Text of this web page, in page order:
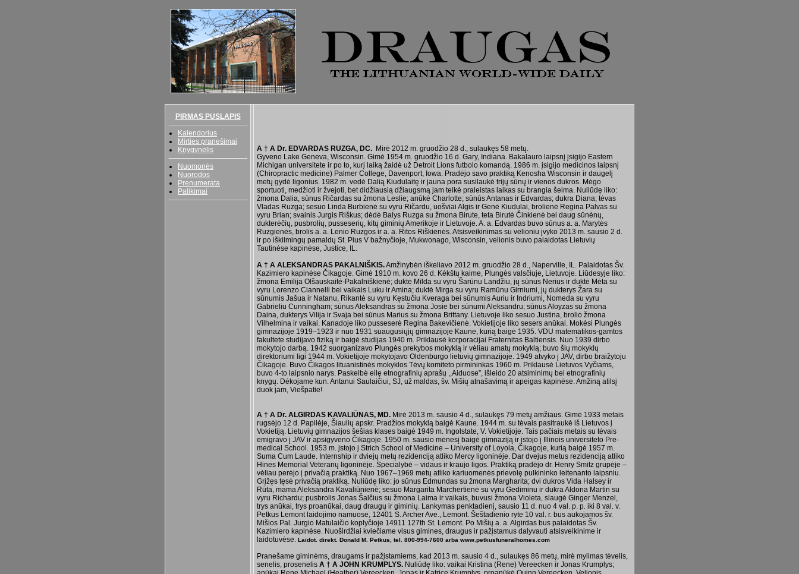
PIRMAS PUSLAPIS
Kalendorius
Mirties pranešimai
Knygynėlis
Nuomonės
Nuorodos
Prenumerata
Palikimai
A † A Dr. EDVARDAS RUZGA, DC. Mirė 2012 m. gruodžio 28 d., sulaukęs 58 metų.
Gyveno Lake Geneva, Wisconsin. Gimė 1954 m. gruodžio 16 d. Gary, Indiana. Bakalauro laipsnį įsigijo Eastern
Michigan universitete ir po to, kurį laiką žaidė už Detroit Lions futbolo komandą. 1986 m. įsigijo medicinos laipsnį
(Chiropractic medicine) Palmer College, Davenport, Iowa. Pradėjo savo praktiką Kenosha Wisconsin ir daugelį
metų gydė ligonius. 1982 m. vedė Dalią Kiudulaitę ir jauna pora susilaukė trijų sūnų ir vienos dukros. Mėgo
sportuoti, medžioti ir žvejoti, bet didžiausią džiaugsmą jam teikė praleistas laikas su brangia šeima. Nuliūdę liko:
žmona Dalia, sūnus Ričardas su žmona Leslie; anūkė Charlotte; sūnūs Antanas ir Edvardas; dukra Diana; tėvas
Vladas Ruzga; sesuo Linda Burbienė su vyru Ričardu, uošviai Algis ir Genė Kiudulai, brolienė Regina Palvas su
vyru Brian; svainis Jurgis Riškus; dėdė Balys Ruzga su žmona Birute, teta Birutė Činkienė bei daug sūnėnų,
dukterėčių, pusbrolių, pusseserių, kitų giminių Amerikoje ir Lietuvoje. A. a. Edvardas buvo sūnus a. a. Marytės
Ruzgienės, brolis a. a. Lenio Ruzgos ir a. a. Ritos Riškienės. Atsisveikinimas su velioniu įvyko 2013 m. sausio 2 d.
ir po iškilmingų pamaldų St. Pius V bažnyčioje, Mukwonago, Wisconsin, velionis buvo palaidotas Lietuvių
Tautinėse kapinėse, Justice, IL.
A † A ALEKSANDRAS PAKALNIŠKIS.Amžinybėn iškeliavo 2012 m. gruodžio 28 d., Naperville, IL. Palaidotas Šv.
Kazimiero kapinėse Čikagoje. Gimė 1910 m. kovo 26 d. Kėkštų kaime, Plungės valsčiuje, Lietuvoje. Liūdesyje liko:
žmona Emilija Olšauskaitė-Pakalniškienė; duktė Milda su vyru Šarūnu Landžiu, jų sūnus Nerius ir duktė Mėta su
vyru Lorenzo Ciannelli bei vaikais Luku ir Amina; duktė Mirga su vyru Ramūnu Girniumi, jų dukterys Žara su
sūnumis Jašua ir Natanu, Rikantė su vyru Kęstučiu Kveraga bei sūnumis Auriu ir Indriumi, Nomeda su vyru
Gabrieliu Cunningham; sūnus Aleksandras su žmona Josie bei sūnumi Aleksandru; sūnus Aloyzas su žmona
Daina, dukterys Vilija ir Svaja bei sūnus Marius su žmona Brittany. Lietuvoje liko sesuo Justina, brolio žmona
Vilhelmina ir vaikai. Kanadoje liko pusseserė Regina Bakevičienė. Vokietijoje liko sesers anūkai. Mokėsi Plungės
gimnazijoje 1919–1923 ir nuo 1931 suaugusiųjų gimnazijoje Kaune, kurią baigė 1935. VDU matematikos-gamtos
fakultete studijavo fiziką ir baigė studijas 1940 m. Priklausė korporacijai Fraternitas Baltiensis. Nuo 1939 dirbo
mokytojo darbą. 1942 suorganizavo Plungės prekybos mokyklą ir vėliau amatų mokyklą; buvo šių mokyklų
direktoriumi ligi 1944 m. Vokietijoje mokytojavo Oldenburgo lietuvių gimnazijoje. 1949 atvyko į JAV, dirbo braižytoju
Čikagoje. Buvo Čikagos lituanistinės mokyklos Tėvų komiteto pirmininkas 1960 m. Priklausė Lietuvos Vyčiams,
buvo 4-to laipsnio narys. Paskelbė eilę etnografinių aprašų ,,Aiduose”, išleido 20 atsiminimų bei etnografinių
knygų. Dėkojame kun. Antanui Saulaičiui, SJ, už maldas, šv. Mišių atnašavimą ir apeigas kapinėse. Amžiną atilsį
duok jam, Viešpatie!
A † A Dr. ALGIRDAS KAVALIŪNAS, MD. Mirė 2013 m. sausio 4 d., sulaukęs 79 metų amžiaus. Gimė 1933 metais
rugsėjo 12 d. Papilėje, Šiaulių apskr. Pradžios mokyklą baigė Kaune. 1944 m. su tėvais pasitraukė iš Lietuvos į
Vokietiją. Lietuvių gimnazijos šešias klases baigė 1949 m. Ingolstate, V. Vokietijoje. Tais pačiais metais su tėvais
emigravo į JAV ir apsigyveno Čikagoje. 1950 m. sausio mėnesį baigė gimnaziją ir įstojo į Illinois universiteto Pre-
medical School. 1953 m. įstojo į Strich School of Medicine – University of Loyola, Čikagoje, kurią baigė 1957 m.
Suma Cum Laude. Internship ir dviejų metų rezidenciją atliko Mercy ligoninėje. Dar dvejus metus rezidenciją atliko
Hines Memorial Veteranų ligoninėje. Specialybė – vidaus ir kraujo ligos. Praktiką pradėjo dr. Henry Smitz grupėje –
vėliau perėjo į privačią praktiką. Nuo 1967–1969 metų atliko kariuomenės prievolę pulkininko leitenanto laipsniu.
Grįžęs tęsė privačią praktiką. Nuliūdę liko: jo sūnus Edmundas su žmona Margharita; dvi dukros Vida Halsey ir
Rūta, mama Aleksandra Kavaliūnienė; sesuo Margarita Marchertienė su vyru Gediminu ir dukra Aldona Martin su
vyru Richardu; pusbrolis Jonas Šalčius su žmona Laima ir vaikais, buvusi žmona Violeta, slaugė Ginger Menzel,
trys anūkai, trys proanūkai, daug draugų ir giminių. Lankymas penktadienį, sausio 11 d. nuo 4 val. p. p. iki 8 val. v.
Petkus Lemont laidojimo namuose, 12401 S. Archer Ave., Lemont. Šeštadienio ryte 10 val. r. bus aukojamos šv.
Mišios Pal. Jurgio Matulaičio koplyčioje 14911 127th St. Lemont. Po Mišių a. a. Algirdas bus palaidotas Šv.
Kazimiero kapinėse. Nuoširdžiai kviečiame visus gimines, draugus ir pažįstamus dalyvauti atsisveikinime ir
laidotuvėse. Laidot. direkt. Donald M. Petkus, tel. 800-994-7600 arba www.petkusfuneralhomes.com
Pranešame giminėms, draugams ir pažįstamiems, kad 2013 m. sausio 4 d., sulaukęs 86 metų, mirė mylimas tėvelis,
senelis, prosenelis A † A JOHN KRUMPLYS. Nuliūdę liko: vaikai Kristina (Rene) Vereecken ir Jonas Krumplys;